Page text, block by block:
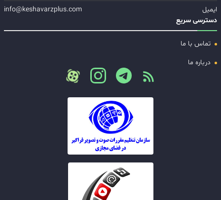
ایمیل
info@keshavarzplus.com
دسترسی سریع
تماس با ما
درباره ما